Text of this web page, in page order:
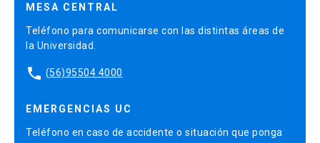
MESA CENTRAL
Teléfono para comunicarse con las distintas áreas de
la Universidad.
phone (56)95504 4000
EMERGENCIAS UC
Teléfono en caso de accidente o situación que ponga